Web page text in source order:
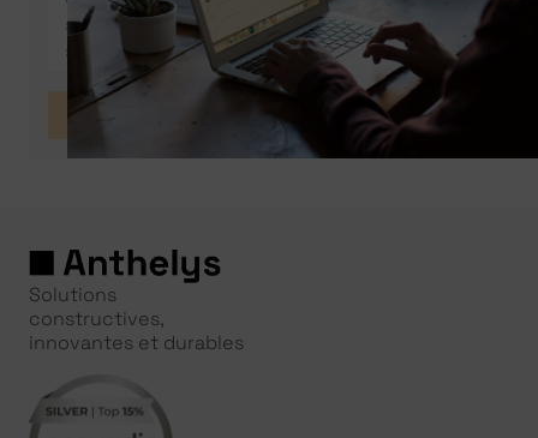
Solutions
constructives,
innovantes et durables